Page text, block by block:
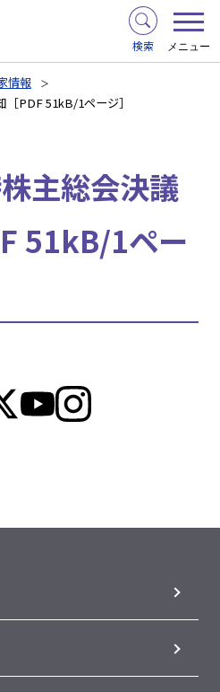
検索 メニュー
情報
PDF 51kB/1ページ］
主総会決議
51kB/1ペー